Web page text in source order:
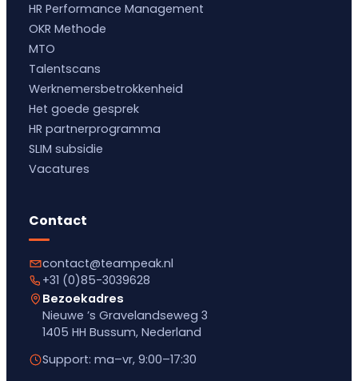
HR Performance Management
OKR Methode
MTO
Talentscans
Werknemersbetrokkenheid
Het goede gesprek
HR partnerprogramma
SLIM subsidie
Vacatures
Contact
contact@teampeak.nl
+31 (0)85-3039628
Bezoekadres
Nieuwe ’s Gravelandseweg 3
1405 HH Bussum, Nederland
Support: ma–vr, 9:00–17:30